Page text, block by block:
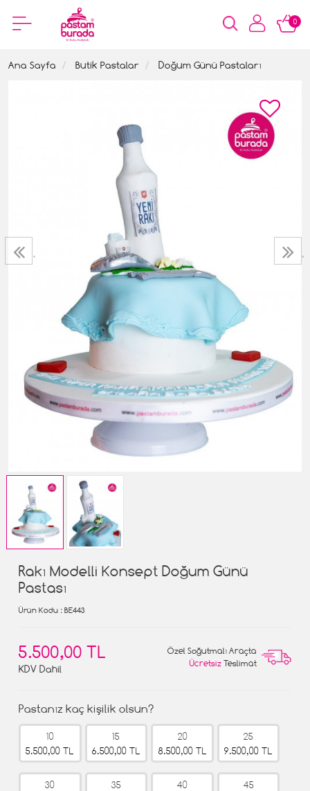
0
Ana Sayfa Butik Pastalar Doğum Günü Pastaları
‹ ›
Rakı Modelli Konsept Doğum Günü
Pastası
Ürün Kodu : BE443
5.500,00 TL
KDV Dahil
Özel Soğutmalı Araçta
Ücretsiz Teslimat
Pastanız kaç kişilik olsun?
10
5.500,00 TL
15
6.500,00 TL
20
8.500,00 TL
25
9.500,00 TL
30
35
40
45